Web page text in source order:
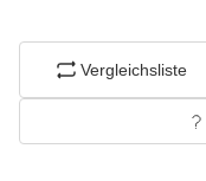
Vergleichsliste